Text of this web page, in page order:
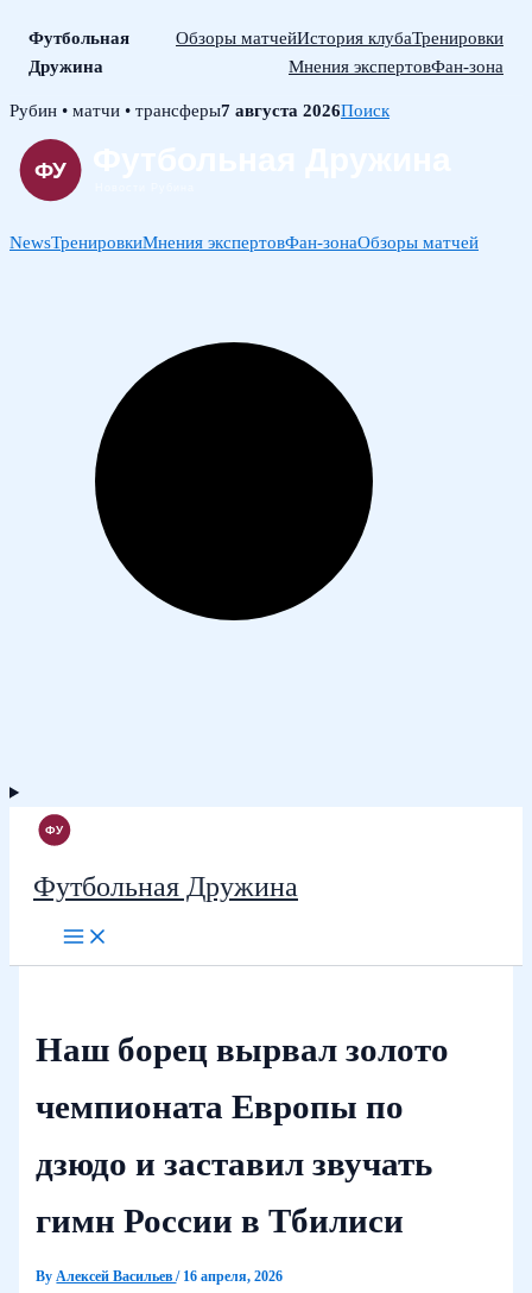
Футбольная
Дружина
Обзоры матчейИстория клубаТренировки
Мнения экспертовФан-зона
Skip
content
Рубин • матчи • трансферы7 августа 2026Поиск
NewsТренировкиМнения экспертовФан-зонаОбзоры матчей
Футбольная Дружина
Наш борец вырвал золото
чемпионата Европы по
дзюдо и заставил звучать
гимн России в Тбилиси
ByАлексей Васильев/ 16 апреля, 2026